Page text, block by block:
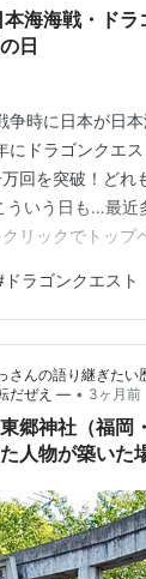
がないという日本
にかけた。丁字
海海戦・ド
日
争時に日本が日
にドラゴンクエ
回を突破！どれ
ういう日も…最近
クリックでトップ
。
ドラゴンクエスト
んの語り継ぎたい
だぜえ ― • 3ヶ月前
東郷神社（福
人物が築いた